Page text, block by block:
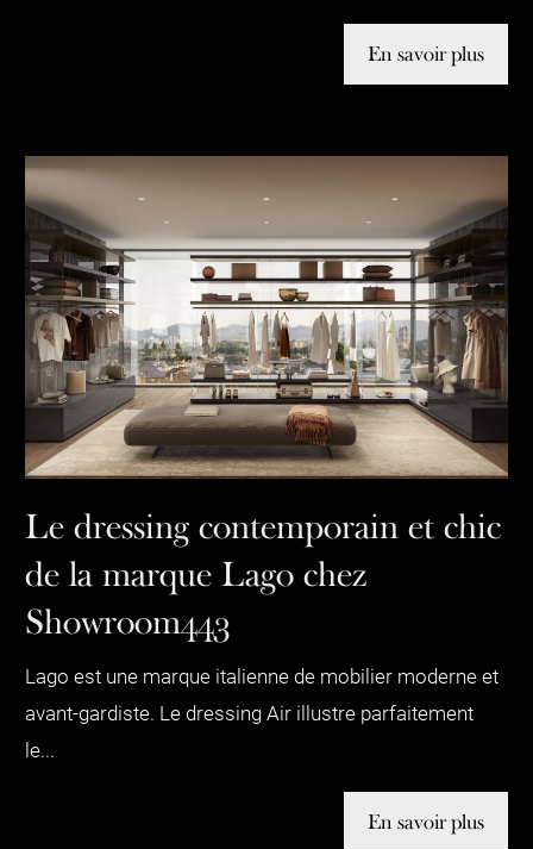
En savoir plus
Le dressing contemporain et chic
de la marque Lago chez
Showroom443
Lago est une marque italienne de mobilier moderne et
avant-gardiste. Le dressing Air illustre parfaitement
le...
En savoir plus